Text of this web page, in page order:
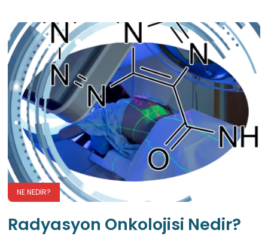
NE NEDIR?
Radyasyon Onkolojisi Nedir?